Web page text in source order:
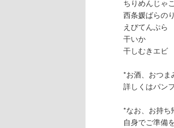
ちりめんじゃこ
西条媛ばらのり
えびてんぷら
干いか
干しむきエビ
*お酒、おつま
詳しくはパン
*なお、お持ち
自身でご準備